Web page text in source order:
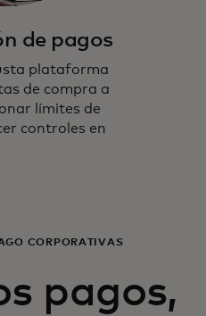
de pagos
plataforma
de compra a
límites de
controles en
CORPORATIVAS
pagos,